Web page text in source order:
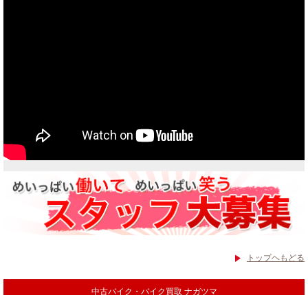
トップヘもどる
中古バイク・バイク買取 ナガツマ